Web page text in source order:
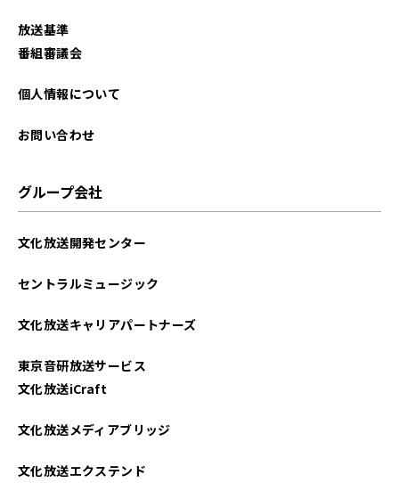
2025年09月
2025年06月
2025年01月
2024年12月
放送基準
番組審議会
個人情報について
お問い合わせ
グループ会社
文化放送開発センター
セントラルミュージック
文化放送キャリアパートナーズ
東京音研放送サービス
文化放送iCraft
文化放送メディアブリッジ
文化放送エクステンド